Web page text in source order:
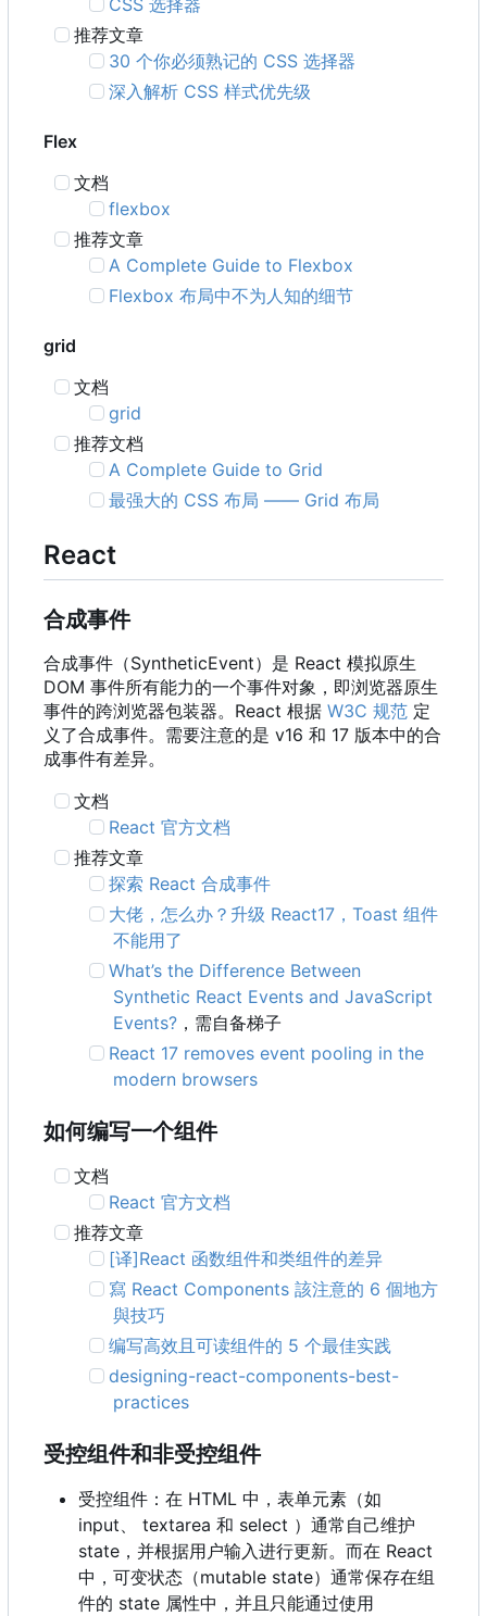
CSS 选择器
推荐文章
30 个你必须熟记的 CSS 选择器
深入解析 CSS 样式优先级
Flex
文档
flexbox
推荐文章
A Complete Guide to Flexbox
Flexbox 布局中不为人知的细节
grid
文档
grid
推荐文档
A Complete Guide to Grid
最强大的 CSS 布局 —— Grid 布局
React
合成事件
合成事件 （SyntheticEvent） 是 React 模拟原生
DOM 事件所有能力的一个事件对象 ， 即浏览器原生
事件的跨浏览器包装器。React 根据 W3C 规范 定
义了合成事件。需要注意的是 v16 和 17 版本中的合
成事件有差异。
文档
React 官方文档
推荐文章
探索 React 合成事件
大佬，怎么办？升级 React17 ，Toast 组件
不能用了
What’s the Difference Between
Synthetic React Events and JavaScript
Events? ，需自备梯子
React 17 removes event pooling in the
modern browsers
如何编写一个组件
文档
React 官方文档
推荐文章
[译]React 函数组件和类组件的差异
寫 React Components 該注意的 6 個地方
與技巧
编写高效且可读组件的 5 个最佳实践
designing-react-components-best-
practices
受控组件和非受控组件
受控组件：在 HTML 中，表单元素（如
input、 textarea 和 select ）通常自己维护
state ， 并根据用户输入进行更新。而在 React
中 ， 可变状态 （mutable state） 通常保存在组
件的 state 属性中，并且只能通过使用